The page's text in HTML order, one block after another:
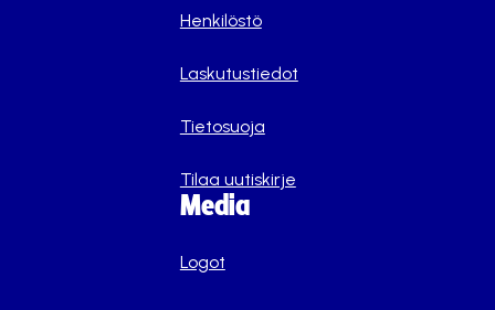
Henkilöstö
Laskutustiedot
Tietosuoja
Tilaa uutiskirje
Media
Logot